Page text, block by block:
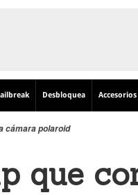
Desbloquea Accesorios
cámara polaroid
que